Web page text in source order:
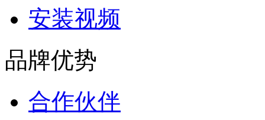
安装视频
品牌优势
合作伙伴